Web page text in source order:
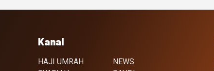
Kanal
HAJI UMRAH
NEWS